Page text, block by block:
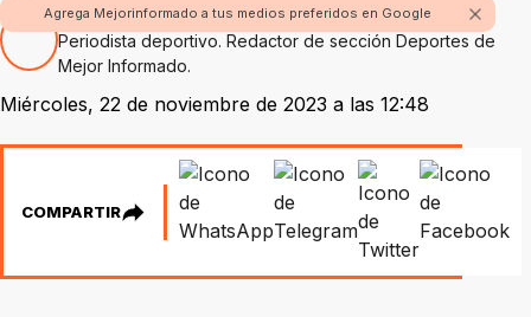
Agrega Mejorinformado a tus medios preferidos en Google
Por Juan Sáber
Periodista deportivo. Redactor de sección Deportes de
Mejor Informado.
Miércoles, 22 de noviembre de 2023 a las 12:48
COMPARTIR